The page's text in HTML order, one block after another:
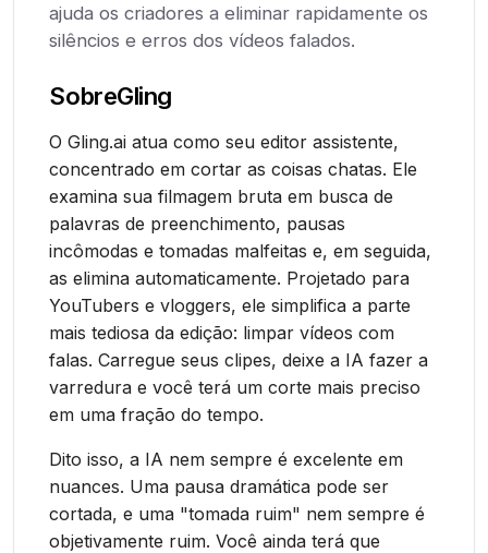
ajuda os criadores a eliminar rapidamente os
silêncios e erros dos vídeos falados.
SobreGling
O Gling.ai atua como seu editor assistente,
concentrado em cortar as coisas chatas. Ele
examina sua filmagem bruta em busca de
palavras de preenchimento, pausas
incômodas e tomadas malfeitas e, em seguida,
as elimina automaticamente. Projetado para
YouTubers e vloggers, ele simplifica a parte
mais tediosa da edição: limpar vídeos com
falas. Carregue seus clipes, deixe a IA fazer a
varredura e você terá um corte mais preciso
em uma fração do tempo.
Dito isso, a IA nem sempre é excelente em
nuances. Uma pausa dramática pode ser
cortada, e uma "tomada ruim" nem sempre é
objetivamente ruim. Você ainda terá que